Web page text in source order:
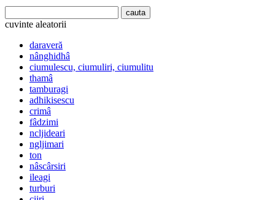
cuvinte aleatorii
daraveră
nânghidhâ
ciumulescu, ciumuliri, ciumulitu
thamâ
tamburagi
adhikisescu
crimâ
fâdzimi
ncljideari
ngljimari
ton
nâscârsiri
ileagi
turburi